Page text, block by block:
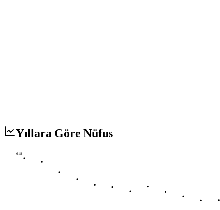
Yıllara Göre Nüfus
618